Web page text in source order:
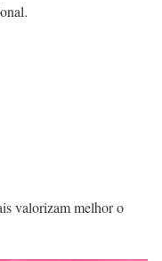
valorizam melhor o